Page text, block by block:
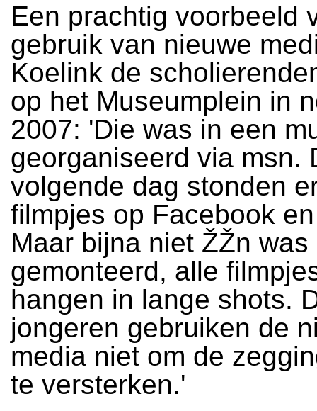
Een prachtig voorbeeld
gebruik van nieuwe
Koelink de
op het Museumplein in
2007: 'Die was in een
georganiseerd via msn.
volgende dag stonden
filmpjes op Facebook
Maar bijna niet ŽŽn was
gemonteerd, alle
hangen in lange shots.
jongeren gebruiken de
media niet om de
te versterken.'